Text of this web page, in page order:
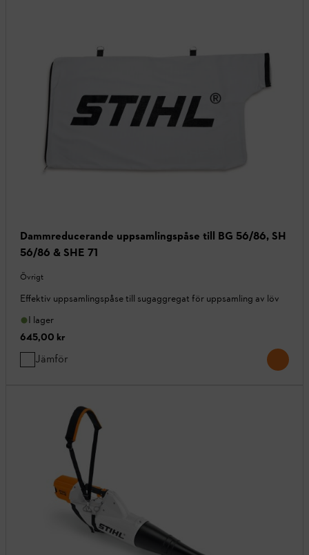
Dammreducerande uppsamlingspåse till BG 56/86, SH
56/86 & SHE 71
Övrigt
Effektiv uppsamlingspåse till sugaggregat för uppsamling av löv
I lager
645,00 kr
Jämför